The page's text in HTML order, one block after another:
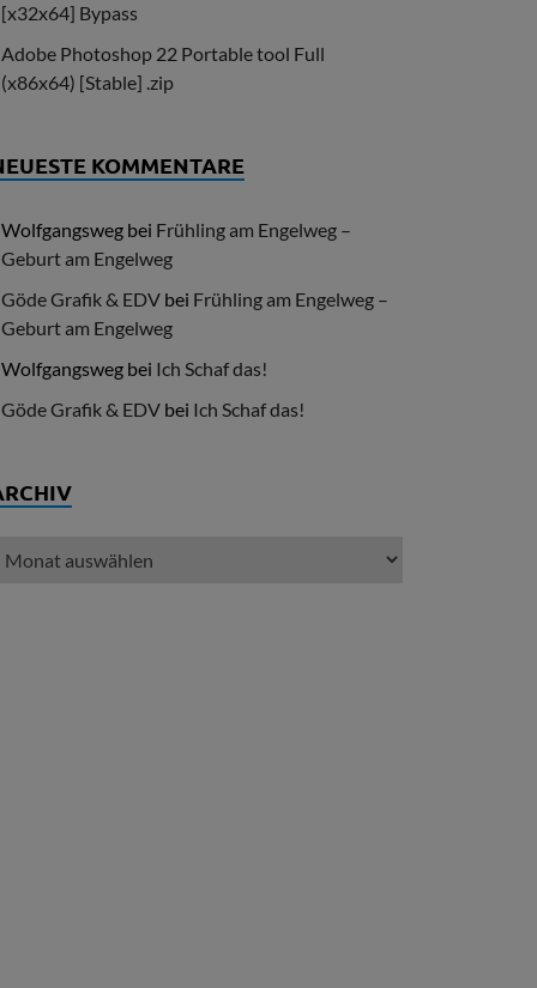
[x32x64] Bypass
Adobe Photoshop 22 Portable tool Full
(x86x64) [Stable] .zip
KOMMENTARE
Wolfgangsweg bei Frühling am Engelweg –
Geburt am Engelweg
Göde Grafik & EDV bei Frühling am Engelweg –
Geburt am Engelweg
Wolfgangsweg bei Ich Schaf das!
Göde Grafik & EDV bei Ich Schaf das!